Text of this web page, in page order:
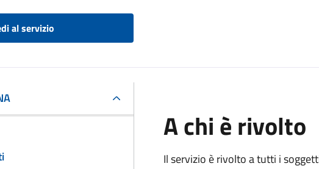
al servizio
A chi è rivolto
Il servizio è rivolto a tutti i